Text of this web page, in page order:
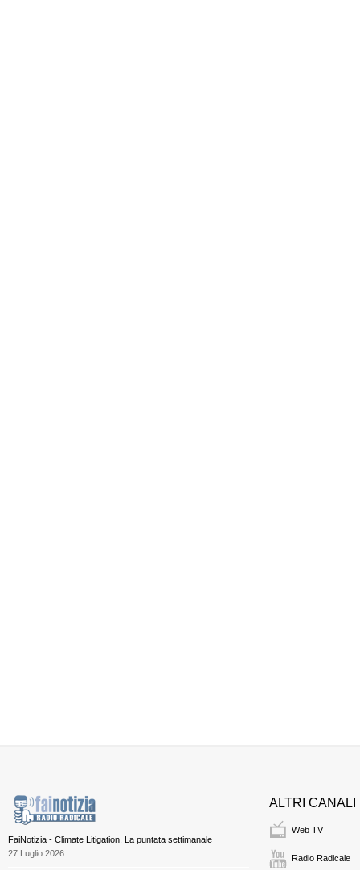
FaiNotizia - Climate Litigation. La puntata settimanale
27 Luglio 2026
ALTRI CANALI
Web TV
Radio Radicale